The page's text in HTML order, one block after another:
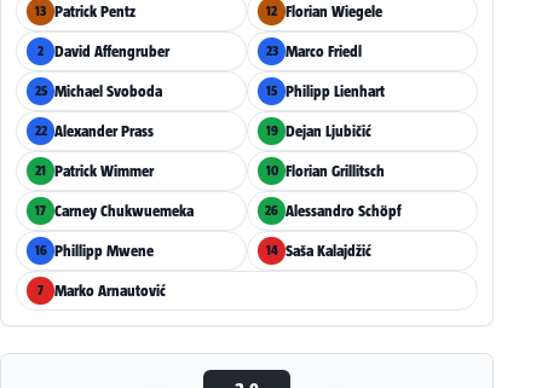
13 Patrick Pentz 12 Florian Wiegele
2 David Affengruber 23 Marco Friedl
25 Michael Svoboda 15 Philipp Lienhart
22 Alexander Prass 19 Dejan Ljubičić
21 Patrick Wimmer 10 Florian Grillitsch
17 Carney Chukwuemeka 26 Alessandro Schöpf
16 Phillipp Mwene 14 Saša Kalajdžić
7 Marko Arnautović